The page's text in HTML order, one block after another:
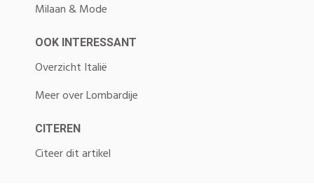
Milaan & Mode
OOK INTERESSANT
Overzicht Italië
Meer over Lombardije
CITEREN
Citeer dit artikel